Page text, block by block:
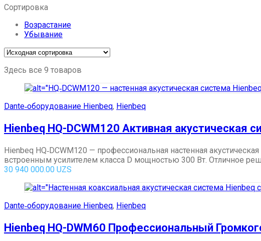
Сортировка
Возрастание
Убывание
Здесь все 9 товаров
Dante‑оборудование Hienbeq, Hienbeq
Hienbeq HQ-DCWM120 Активная акустическая
Hienbeq HQ‑DCWM120 — профессиональная настенная
встроенным усилителем класса D мощностью 300 Вт. Отличное
30 940 000.00 UZS
Dante‑оборудование Hienbeq, Hienbeq
Hienbeq HQ-DWM60 Профессиональный